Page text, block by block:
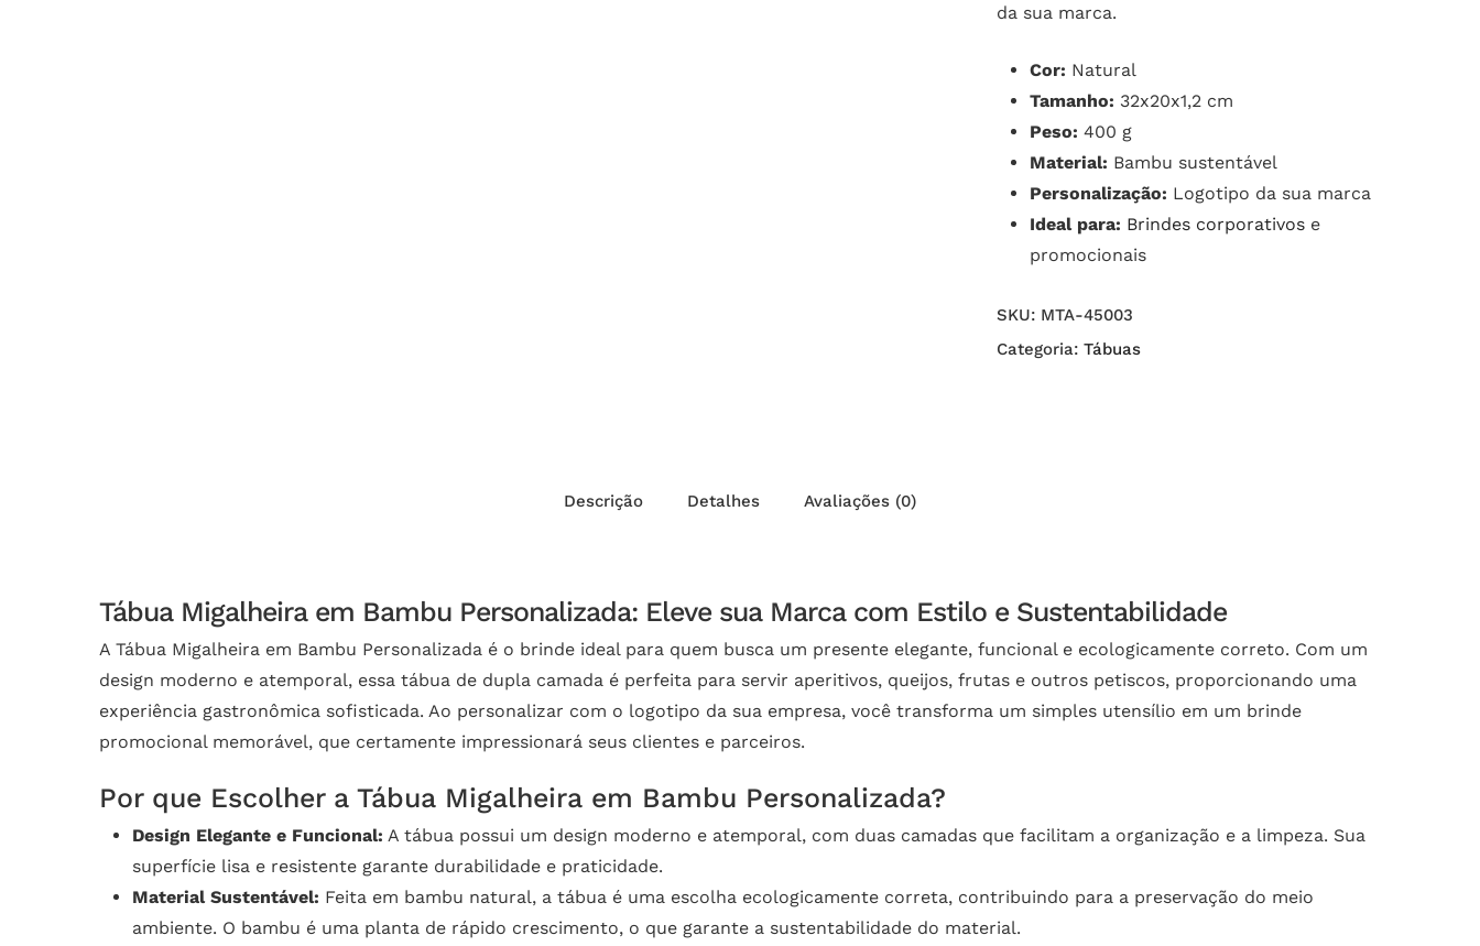
da sua marca.
Cor: Natural
Tamanho: 32x20x1,2 cm
Peso: 400 g
Material: Bambu sustentável
Personalização: Logotipo da sua marca
Ideal para: Brindes corporativose
promocionais
SKU: MTA-45003
Categoria: Tábuas
Descrição Detalhes Avaliações (0)
Tábua Migalheira em Bambu Personalizada: Eleve sua Marca com Estilo e Sustentabilidade
A Tábua Migalheira em Bambu Personalizada é o brinde ideal para quem busca um presente elegante, funcional e ecologicamente correto. Com um
design moderno e atemporal, essa tábua de dupla camada é perfeita para servir aperitivos, queijos, frutas e outros petiscos, proporcionando uma
experiência gastronômica sofisticada. Ao personalizar com o logotipo da sua empresa, você transforma um simples utensílio em um brinde
promocional memorável, que certamente impressionará seus clientes e parceiros.
Por que Escolher a Tábua Migalheira em Bambu Personalizada?
Design Elegante e Funcional: A tábua possui um design moderno e atemporal, com duas camadas que facilitam a organização e a limpeza. Sua
superfície lisa e resistente garante durabilidade e praticidade.
Material Sustentável: Feita em bambu natural, a tábua é uma escolha ecologicamente correta, contribuindo para a preservação do meio
ambiente. O bambu é uma planta de rápido crescimento, o que garante a sustentabilidade do material.